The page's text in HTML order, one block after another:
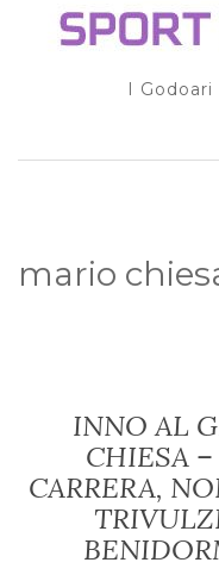
I Godoari
mario
INNO AL
CHIESA
CARRERA,